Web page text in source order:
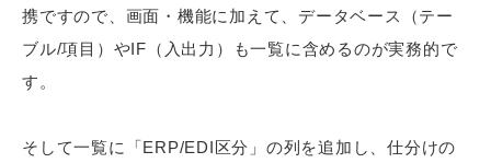
携ですので、画面・機能に加えて、データベース（テー
ブル/項目）やIF（入出力）も一覧に含めるのが実務的で
す。
そして一覧に「ERP/EDI区分」の列を追加し、仕分けの